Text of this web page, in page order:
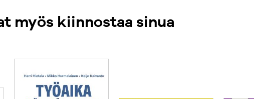
myös kiinnostaa sinua